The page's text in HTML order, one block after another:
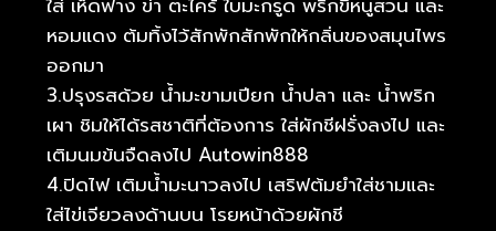
ใส่ เห็ดฟาง ข่า ตะไคร้ ใบมะกรูด พริกขี้หนูสวน และ
หอมแดง ต้มทิ้งไว้สักพักสักพักให้กลิ่นของสมุนไพร
ออกมา
3.ปรุงรสด้วย น้ำมะขามเปียก น้ำปลา และ น้ำพริก
เผา ชิมให้ได้รสชาติที่ต้องการ ใส่ผักชีฝรั่งลงไป และ
เติมนมข้นจืดลงไป Autowin888
4.ปิดไฟ เติมน้ำมะนาวลงไป เสริฟต้มยำใส่ชามและ
ใส่ไข่เจียวลงด้านบน โรยหน้าด้วยผักชี